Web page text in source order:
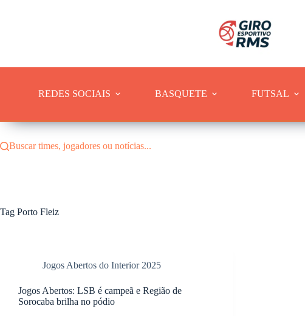
REDES SOCIAIS BASQUETE FUTSAL
Buscar times, jogadores ou notícias...
Tag Porto Fleiz
Jogos Abertos do Interior 2025
Jogos Abertos: LSB é campeã e Região de
Sorocaba brilha no pódio